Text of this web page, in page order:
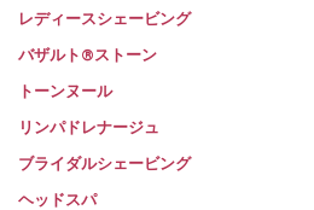
レディースシェービング
バザルト®ストーン
トーンヌール
リンパドレナージュ
ブライダルシェービング
ヘッドスパ